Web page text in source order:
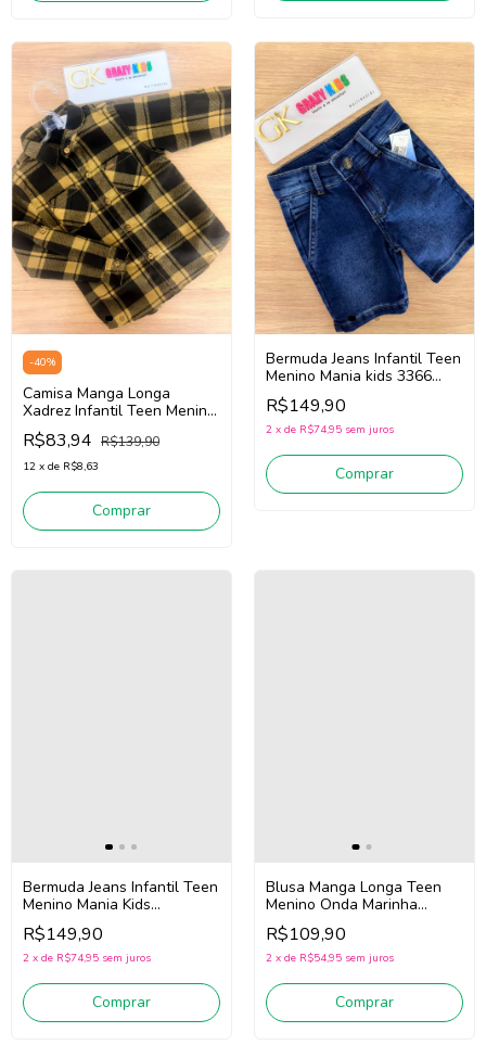
-40%
Camisa Manga Longa
Xadrez Infantil Teen Menino
Mania Kids 3375
(Preto/Amarelo)
R$83,94 R$139,90
12 x de R$8,63
Comprar
Bermuda Jeans Infantil Teen
Menino Mania kids 3366
(Jeans Escuro)
R$149,90
2 x de R$74,95 sem juros
Comprar
Bermuda Jeans Infantil Teen
Menino Mania Kids
3366/3392 (Jeans Claro)
R$149,90
2 x de R$74,95 sem juros
Comprar
Blusa Manga Longa Teen
Menino Onda Marinha
251025 (Verde)
R$109,90
2 x de R$54,95 sem juros
Comprar